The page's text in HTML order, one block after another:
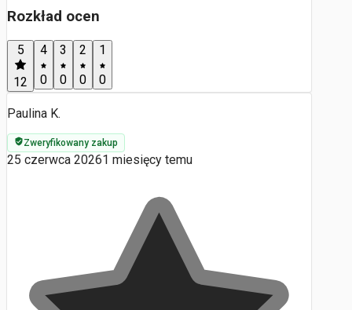
Rozkład ocen
5
12
4
0
3
0
2
0
1
0
Paulina K.
Zweryfikowany zakup
25 czerwca 20261 miesięcy temu